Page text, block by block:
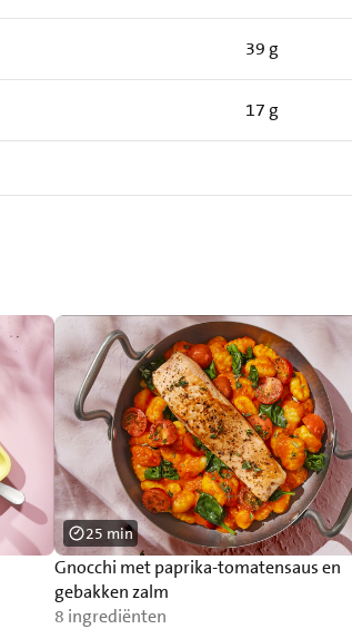
39 g
17 g
Gnocchi met paprika-tomatensaus en
gebakken zalm
8 ingrediënten
25 min